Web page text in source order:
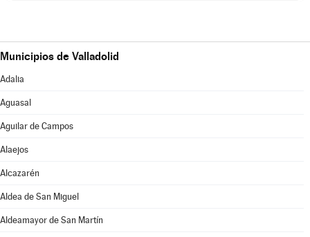
Municipios de Valladolid
Adalia
Aguasal
Aguilar de Campos
Alaejos
Alcazarén
Aldea de San Miguel
Aldeamayor de San Martín